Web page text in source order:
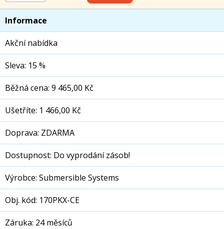
Informace
Akční nabídka
Sleva: 15 %
Běžná cena: 9 465,00 Kč
Ušetříte: 1 466,00 Kč
Doprava: ZDARMA
Dostupnost: Do vyprodání zásob!
Výrobce: Submersible Systems
Obj. kód: 170PKX-CE
Záruka: 24 měsíců